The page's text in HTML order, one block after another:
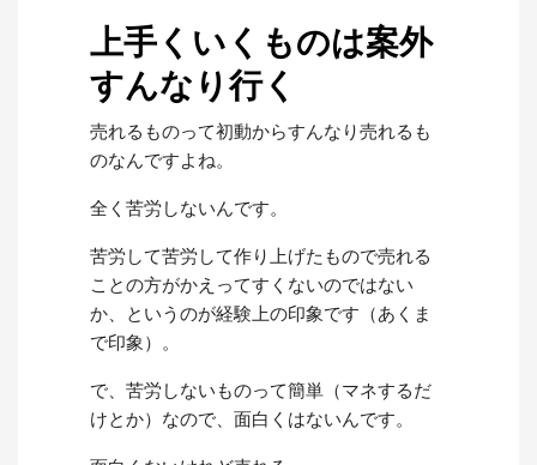
上手くいくものは案外
すんなり行く
売れるものって初動からすんなり売れるも
のなんですよね。
全く苦労しないんです。
苦労して苦労して作り上げたもので売れる
ことの方がかえってすくないのではない
か、というのが経験上の印象です（あくま
で印象）。
で、苦労しないものって簡単（マネするだ
けとか）なので、面白くはないんです。